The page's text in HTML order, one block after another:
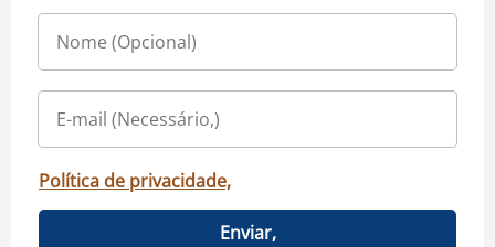
Política de privacidade,
Enviar,